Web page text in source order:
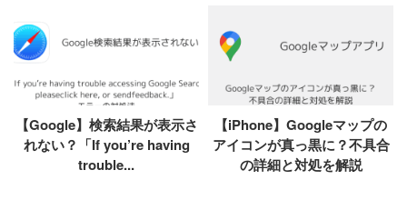
【Google】検索結果が表示さ
れない？「If you’re having
trouble...
【iPhone】Googleマップの
アイコンが真っ黒に？不具合
の詳細と対処を解説